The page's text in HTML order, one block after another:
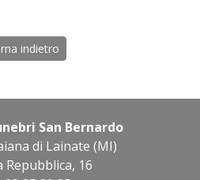
indietro
San Bernardo
di Lainate (MI)
Repubblica, 16